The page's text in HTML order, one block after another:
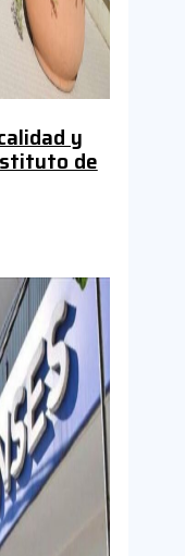
y
de